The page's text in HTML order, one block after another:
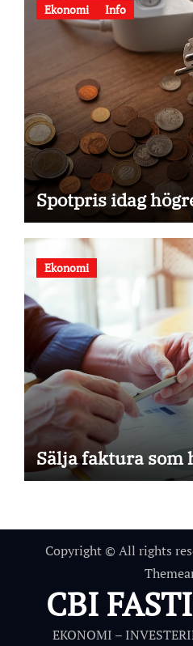
Ekonomi Info
Spotpris idag
Ekonomi
Sälja faktura som
Copyright © All rights
CBI
EKONOMI –